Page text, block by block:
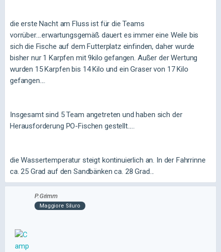
die erste Nacht am Fluss ist für die Teams
vorrüber....erwartungsgemäß dauert es immer eine Weile bis
sich die Fische auf dem Futterplatz einfinden, daher wurde
bisher nur 1 Karpfen mit 9kilo gefangen. Außer der Wertung
wurden 15 Karpfen bis 14 Kilo und ein Graser von 17 Kilo
gefangen....
Insgesamt sind 5 Team angetreten und haben sich der
Herausforderung PO-Fischen gestellt.....
die Wassertemperatur steigt kontinuierlich an. In der Fahrrinne
ca. 25 Grad auf den Sandbänken ca. 28 Grad...
P.Grimm
Maggiore Siluro